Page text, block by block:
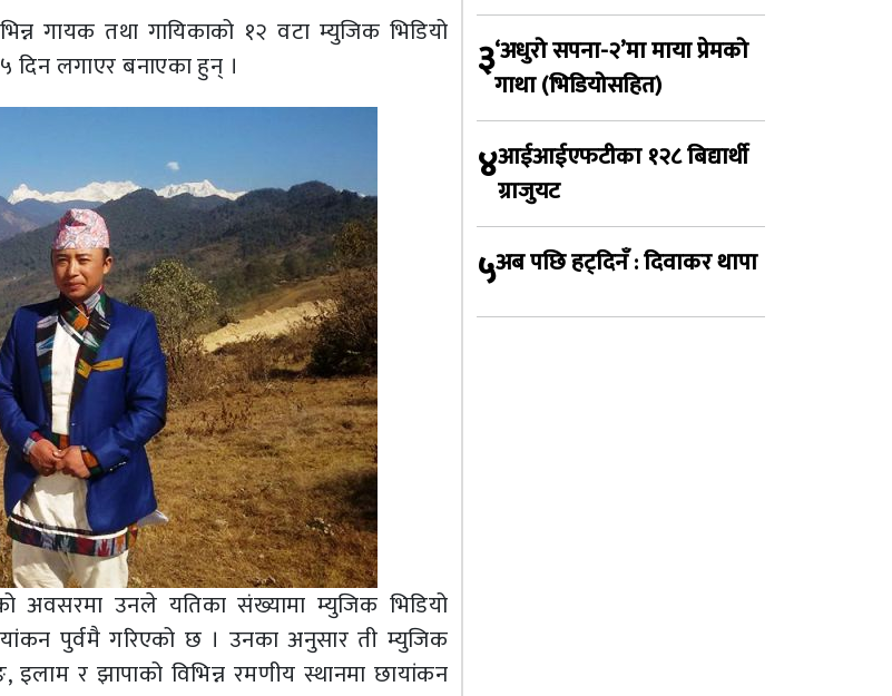
गायक तथा गायिकाको १२ वटा म्युजिक भिडियो
दिन लगाएर बनाएका हुन् ।
उनले यतिका संख्यामा म्युजिक भिडियो
पुर्वमै गरिएको छ । उनका अनुसार ती म्युजिक
र झापाको विभिन्न रमणीय स्थानमा छायांकन
३‘अधुरो सपना-२’मा माया प्रेमको
गाथा (भिडियोसहित)
४आईआईएफटीका १२८ बिद्यार्थी
ग्राजुयट
५अब पछि हट्दिनँ : दिवाकर थापा